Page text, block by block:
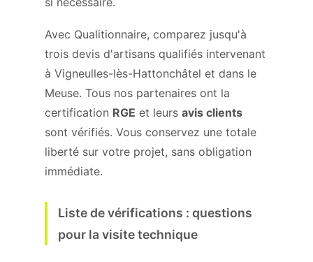
Avec Qualitionnaire, comparez jusqu'à
trois devis d'artisans qualifiés intervenant
à Vigneulles-lès-Hattonchâtel et dans le
Meuse. Tous nos partenaires ont la
certification RGE et leurs avis clients
sont vérifiés. Vous conservez une totale
liberté sur votre projet, sans obligation
immédiate.
Liste de vérifications : questions
pour la visite technique